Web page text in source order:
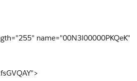
name="00N3l00000PKQeK"